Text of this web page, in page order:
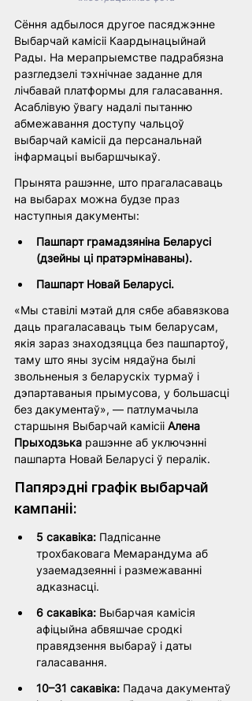
Сёння адбылося другое пасяджэнне
Выбарчай камісіі Каардынацыйнай
Рады. На мерапрыемстве падрабязна
разгледзелі тэхнічнае заданне для
лічбавай платформы для галасавання.
Асаблівую ўвагу надалі пытанню
абмежавання доступу чальцоў
выбарчай камісіі да персанальнай
інфармацыі выбаршчыкаў.
Прынята рашэнне, што прагаласаваць
на выбарах можна будзе праз
наступныя дакументы:
Пашпарт грамадзяніна Беларусі
(дзейны ці пратэрмінаваны).
Пашпарт Новай Беларусі.
«Мы ставілі мэтай для сябе абавязкова
даць прагаласаваць тым беларусам,
якія зараз знаходзяцца без пашпартоў,
таму што яны зусім нядаўна былі
звольненыя з беларускіх турмаў і
дэпартаваныя прымусова, у большасці
без дакументаў», — патлумачыла
старшыня Выбарчай камісіі Алена
Прыходзька рашэнне аб уключэнні
пашпарта Новай Беларусі ў пералік.
Папярэдні графік выбарчай
кампаніі:
5 сакавіка: Падпісанне
трохбаковага Мемарандума аб
узаемадзеянні і размежаванні
адказнасці.
6 сакавіка: Выбарчая камісія
афіцыйна абвяшчае сродкі
правядзення выбараў і даты
галасавання.
10–31 сакавіка: Падача дакументаў